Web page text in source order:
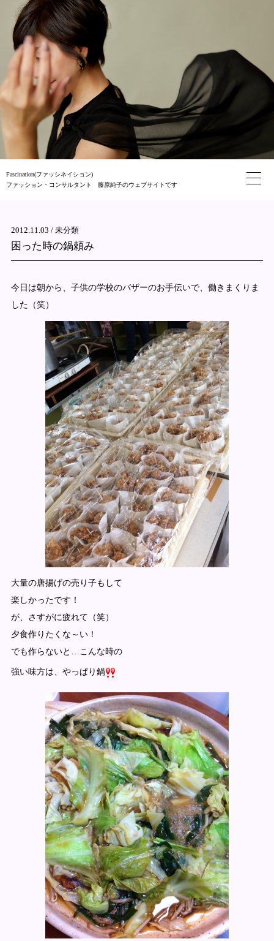
Fascination(ファッシネイション)
ファッション・コンサルタント 藤原純子のウェブサイトです
2012.11.03 / 未分類
困った時の鍋頼み
今日は朝から、子供の学校のバザーのお手伝いで、働きまくりま
した（笑）
大量の唐揚げの売り子もして
楽しかったです！
が、さすがに疲れて（笑）
夕食作りたくな～い！
でも作らないと…こんな時の
強い味方は、やっぱり鍋